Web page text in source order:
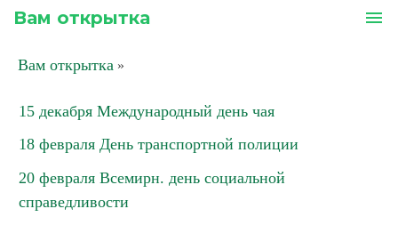
Вам открытка menu
Вам открытка »
15 декабря Международный день чая
18 февраля День транспортной полиции
20 февраля Всемирн. день социальной
справедливости